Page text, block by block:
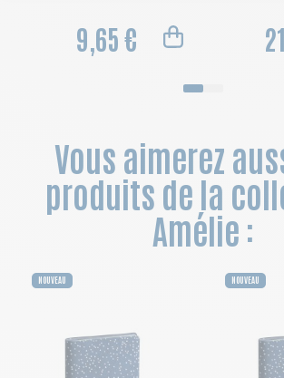
9,65 €
Vous aimerez
produits de la
Amélie :
NOUVEAU NOUVEAU